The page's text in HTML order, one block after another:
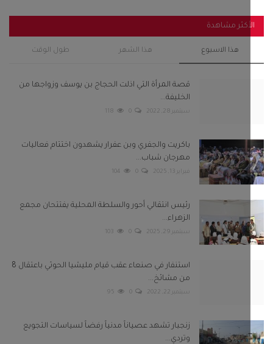
مشاهدة
هذا الاسبوع هذا الشهر طول الوقت
قصة المرأة التي اذلت الحجاج بن يوسف وزواجها من
الخليفة...
0
118
باكريت والجفري وبن عفرار يشهدون اختتام فعاليات
مهرجان شباب...
فبراير 13, 2025 0
104
رئيس انتقالي أحور والسلطة المحلية يفتتحان مجمع
الزهراء...
سبتمبر 29, 2025 0
103
استنفار في صنعاء عقب قيام مليشيا الحوثي باعتقال 8
من مشائخ...
0
95
زنجبار تشهد عصياناً مدنياً رفضاً لسياسات التجويع
وتردي...